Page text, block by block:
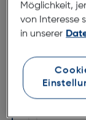
Möglichkeit,
von Interesse
in unserer